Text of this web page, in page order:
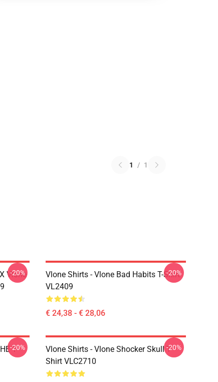
1 / 1
Vlone
-20%
Vlone Shirts - Vlone Bad Habits T-Shirt
VL2409
€ 24,38 - € 28,06
-20%
T-
-20%
Vlone Shirts - Vlone Shocker Skull T-
Shirt VLC2710
-20%